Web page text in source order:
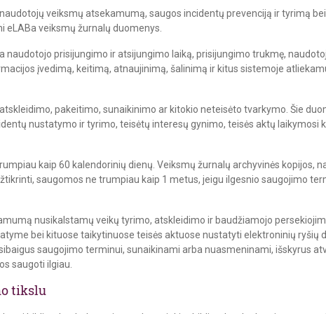
veiksmų atsekamumą, saugos incidentų prevenciją ir tyrimą
veiksmų žurnalų duomenys.
prisijungimo ir atsijungimo laiką, prisijungimo trukmę,
įvedimą, keitimą, atnaujinimą, šalinimą ir kitus sistemoje
pakeitimo, sunaikinimo ar kitokio neteisėto tvarkymo. Šie
nustatymo ir tyrimo, teisėtų interesų gynimo, teisės aktų laikymosi
kaip 60 kalendorinių dienų. Veiksmų žurnalų archyvinės kopijos,
saugomos ne trumpiau kaip 1 metus, jeigu ilgesnio saugojimo
nusikalstamų veikų tyrimo, atskleidimo ir baudžiamojo
bei kituose taikytinuose teisės aktuose nustatyti elektroninių ryšių
saugojimo terminui, sunaikinami arba nuasmeninami, išskyrus
saugoti ilgiau.
tikslu